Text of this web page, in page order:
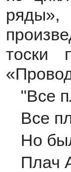
тоски
"Всe
Все
Но
Плач